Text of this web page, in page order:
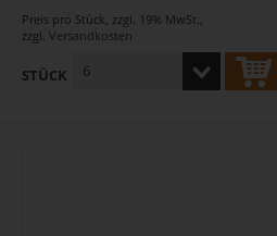
Preis pro Stück zzgl. 19% MwSt.
zzgl. Versandkosten
STÜCK